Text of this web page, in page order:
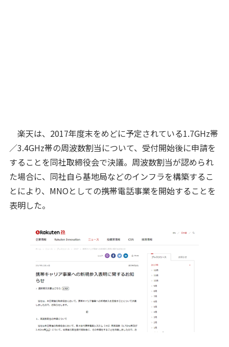
楽天は、2017年度末をめどに予定されている1.7GHz帯
／3.4GHz帯の周波数割当について、受付開始後に申請を
することを同社取締役会で決議。周波数割当が認められ
た場合に、同社自ら基地局などのインフラを構築するこ
とにより、MNOとしての携帯電話事業を開始することを
表明した。